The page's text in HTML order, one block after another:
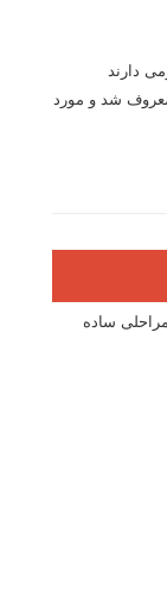
دارند
معروف شد و مورد
ساده